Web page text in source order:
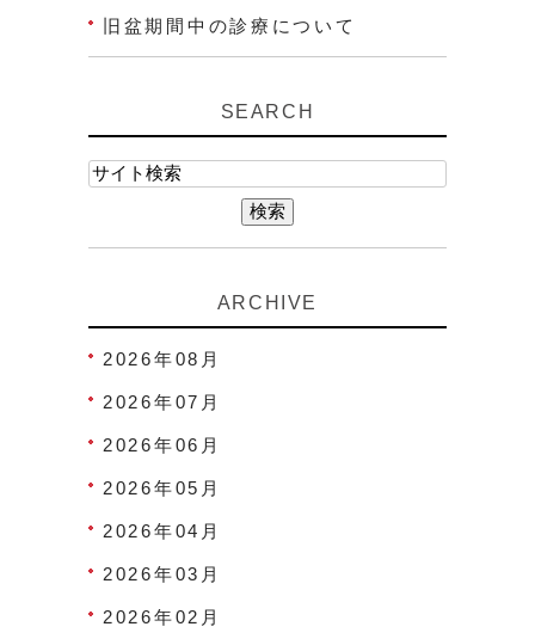
旧盆期間中の診療について
SEARCH
ARCHIVE
2026年08月
2026年07月
2026年06月
2026年05月
2026年04月
2026年03月
2026年02月